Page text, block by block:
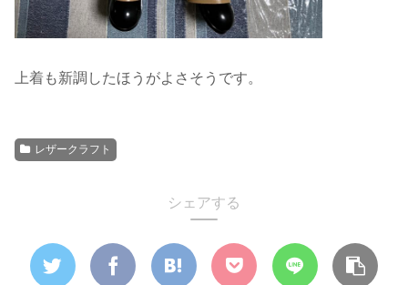
上着も新調したほうがよさそうです。
レザークラフト
シェアする